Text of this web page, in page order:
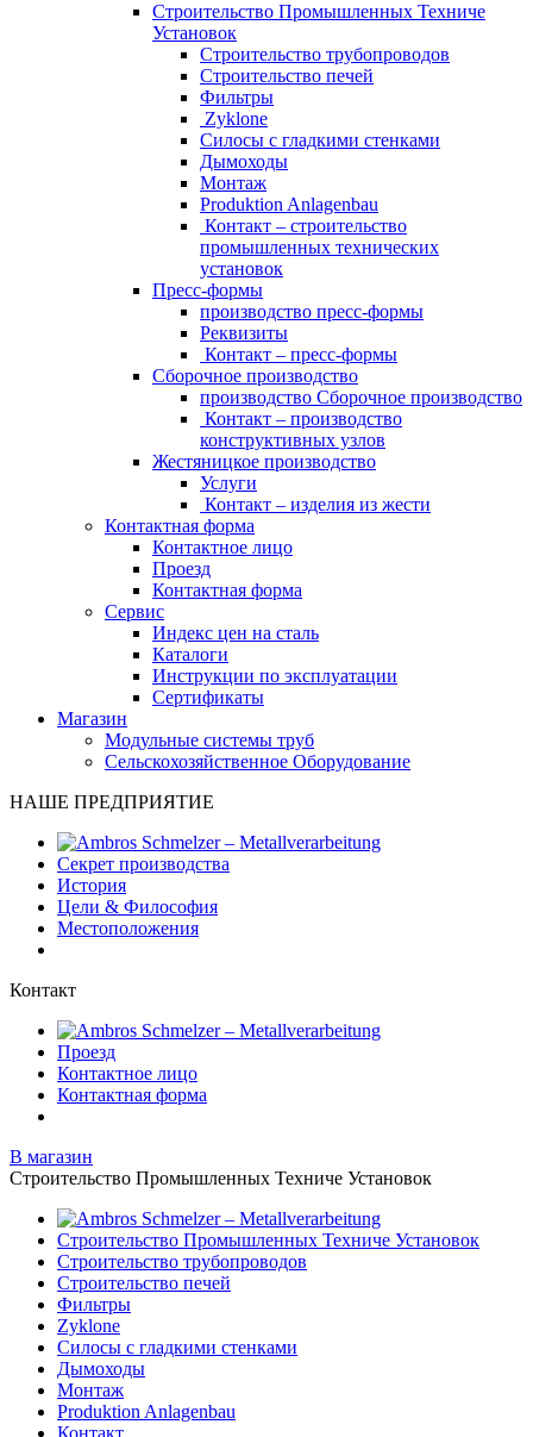
Строительство Промышленных Техниче
Установок
Строительство трубопроводов
Строительство печей
Фильтры
Zyklone
Силосы с гладкими стенками
Дымоходы
Монтаж
Produktion Anlagenbau
Контакт – строительство
промышленных технических
установок
Пресс-формы
производство пресс-формы
Pеквизиты
Контакт – пресс-формы
Сборочное производство
производство Сборочное производство
Контакт – производство
конструктивных узлов
Жестяницкое производство
Услуги
Контакт – изделия из жести
Контактная форма
Контактное лицо
Проезд
Контактная форма
Сервис
Индекс цен на сталь
Каталоги
Инструкции по эксплуатации
Сертификаты
Магазин
Модульные системы труб
Сельскохозяйственное Оборудование
НАШЕ ПРЕДПРИЯТИЕ
Секрет производства
История
Цели & Философия
Местоположения
Контакт
Проезд
Контактное лицо
Контактная форма
В магазин
Строительство Промышленных Техниче Установок
Строительство Промышленных Техниче Установок
Строительство трубопроводов
Строительство печей
Фильтры
Zyklone
Силосы с гладкими стенками
Дымоходы
Монтаж
Produktion Anlagenbau
Контакт